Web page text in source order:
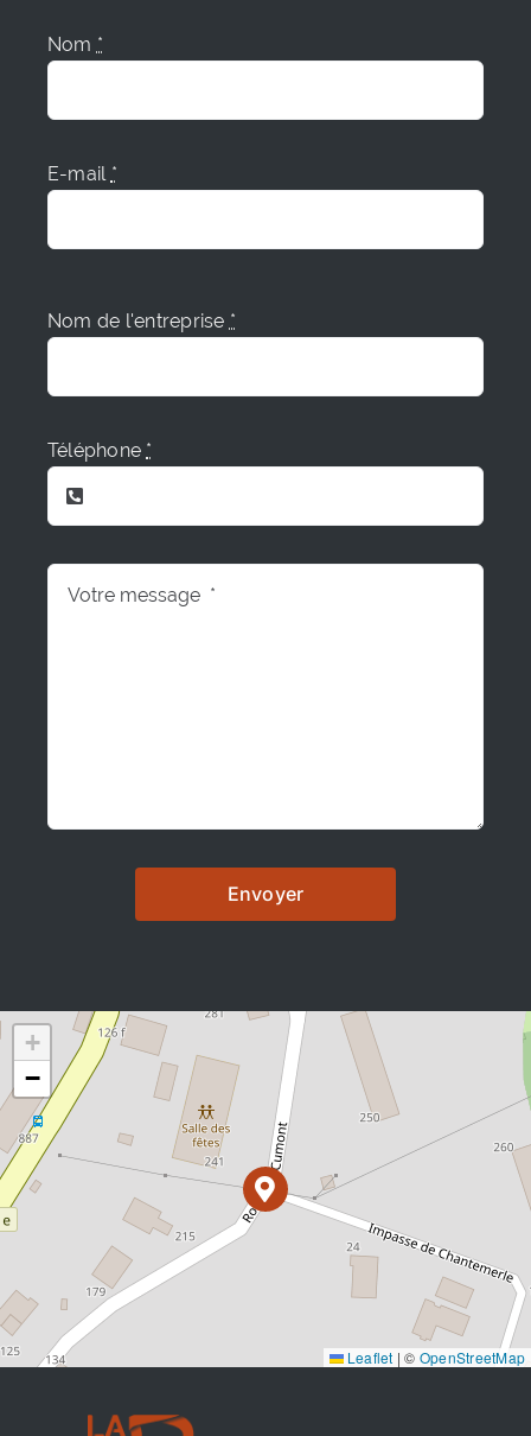
Nom *
E-mail *
Nom de l'entreprise *
Téléphone *
Envoyer
+
−
Leaflet | © OpenStreetMap